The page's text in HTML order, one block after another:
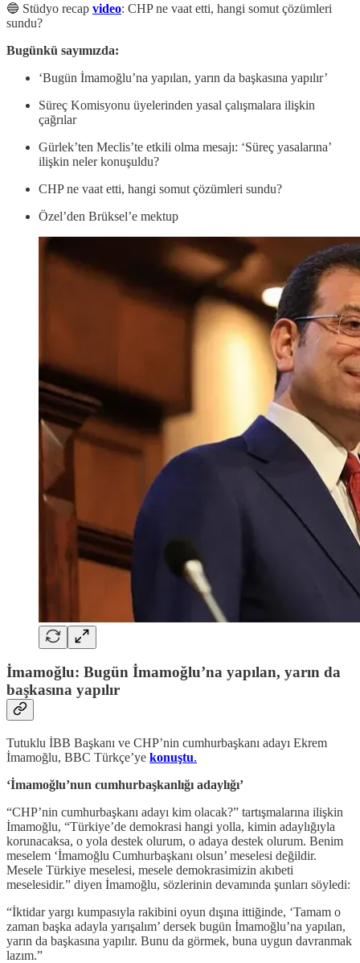
🔵 Stüdyo recap video: CHP ne vaat etti, hangi somut çözümleri
sundu?
Bugünkü sayımızda:
‘Bugün İmamoğlu’na yapılan, yarın da başkasına yapılır’
Süreç Komisyonu üyelerinden yasal çalışmalara ilişkin
çağrılar
Gürlek’ten Meclis’te etkili olma mesajı: ‘Süreç yasalarına’
ilişkin neler konuşuldu?
CHP ne vaat etti, hangi somut çözümleri sundu?
Özel’den Brüksel’e mektup
İmamoğlu: Bugün İmamoğlu’na yapılan, yarın da
başkasına yapılır
Tutuklu İBB Başkanı ve CHP’nin cumhurbaşkanı adayı Ekrem
İmamoğlu, BBC Türkçe’ye konuştu.
‘İmamoğlu’nun cumhurbaşkanlığı adaylığı’
“CHP’nin cumhurbaşkanı adayı kim olacak?” tartışmalarına ilişkin
İmamoğlu, “Türkiye’de demokrasi hangi yolla, kimin adaylığıyla
korunacaksa, o yola destek olurum, o adaya destek olurum. Benim
meselem ‘İmamoğlu Cumhurbaşkanı olsun’ meselesi değildir.
Mesele Türkiye meselesi, mesele demokrasimizin akıbeti
meselesidir.” diyen İmamoğlu, sözlerinin devamında şunları söyledi:
“İktidar yargı kumpasıyla rakibini oyun dışına ittiğinde, ‘Tamam o
zaman başka adayla yarışalım’ dersek bugün İmamoğlu’na yapılan,
yarın da başkasına yapılır. Bunu da görmek, buna uygun davranmak
lazım.”